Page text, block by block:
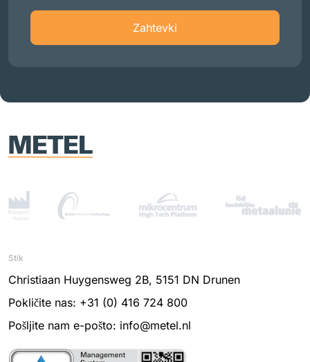
Zahtevki
Stik
Christiaan Huygensweg 2B, 5151 DN Drunen
Pokličite nas: +31 (0) 416 724 800
Pošljite nam e-pošto: info@metel.nl